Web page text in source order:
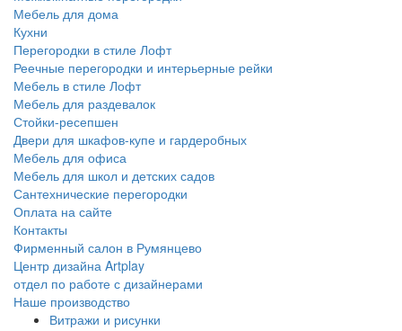
Мебель для дома
Кухни
Перегородки в стиле Лофт
Реечные перегородки и интерьерные рейки
Мебель в стиле Лофт
Мебель для раздевалок
Стойки-ресепшен
Двери для шкафов-купе и гардеробных
Мебель для офиса
Мебель для школ и детских садов
Сантехнические перегородки
Оплата на сайте
Контакты
Фирменный салон в Румянцево
Центр дизайна Artplay
отдел по работе с дизайнерами
Наше производство
Витражи и рисунки